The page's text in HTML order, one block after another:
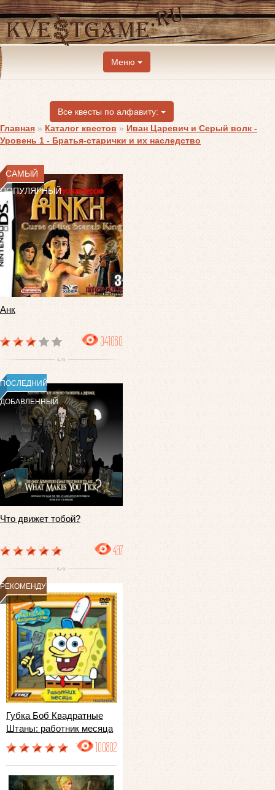
Меню
Все квесты по алфавиту:
Главная » Каталог квестов » Иван Царевич и Серый волк -
Уровень 1 - Братья-старички и их наследство
САМЫЙ
ПОПУЛЯРНЫЙ
Анк
341060
ПОСЛЕДНИЙ
ДОБАВЛЕННЫЙ
Что движет тобой?
497
РЕКОМЕНДУЕМ
Губка Боб Квадратные
Штаны: работник месяца
100802